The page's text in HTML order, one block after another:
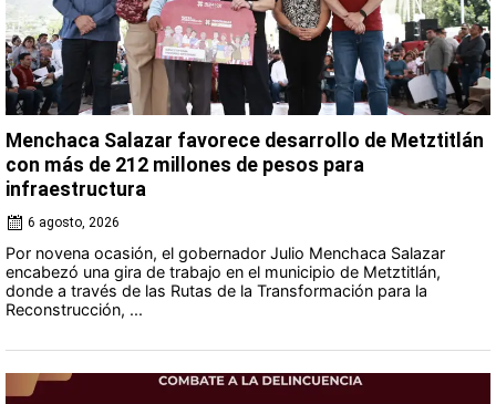
Menchaca Salazar favorece desarrollo de Metztitlán
con más de 212 millones de pesos para
infraestructura
6 agosto, 2026
Por novena ocasión, el gobernador Julio Menchaca Salazar
encabezó una gira de trabajo en el municipio de Metztitlán,
donde a través de las Rutas de la Transformación para la
Reconstrucción, ...